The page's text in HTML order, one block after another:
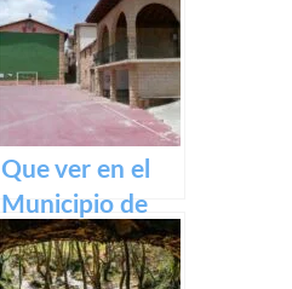
Que ver en el
Municipio de
Armañanzas en
Navarra